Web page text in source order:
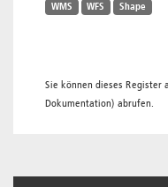
WMS WFS Shape
Sie können dieses Register
Dokumentation) abrufen.